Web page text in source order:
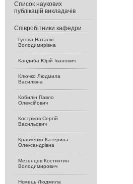
Список наукових
публікацій викладачів
Співробітники кафедри
Гусєва Наталія
Володимирівна
Кандиба Юрій Іванович
Ключко Людмила
Василівна
Кобилін Павло
Олексійович
Костріков Сергій
Васильович
Кравченко Катерина
Олександрівна
Мезенцев Костянтин
Володимирович
Нємець Людмила